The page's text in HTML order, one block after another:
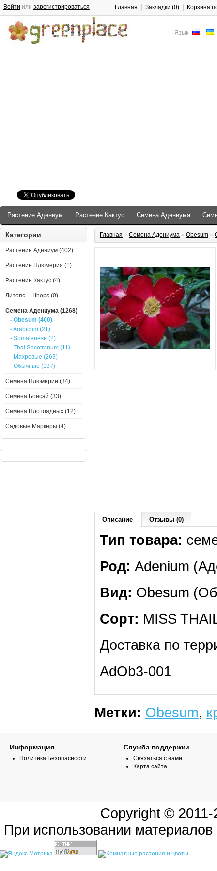
Язык
Войти или зарегистрироваться Главная Закладки (0) Корзина
Растение Адениум Растение Кактус Семена Адениума
Категории
Растение Адениум (402)
Растение Плюмерия (1)
Растение Кактус (4)
Литопс - Lithops (0)
Семена Адениума (1268)
- Obesum (400)
- Arabicum (21)
- Somalenese (2)
- Thai Socotranum (11)
- Махровые (263)
- Обычные (137)
Семена Плюмерии (34)
Семена Бонсай (33)
Семена Плотоядных (12)
Садовые Маркеры (4)
Главная » Семена Адениума » Obesum »
Описание Отзывы (0)
Тип товара:
Род: Adenium
Вид: Obesum
Сорт: MISS
Доставка по
AdOb3-001
Метки: Obesum,
Информация
Политика Безопасности
Служба поддержки
Связаться с нами
Карта сайта
Copyright ©
При использовании